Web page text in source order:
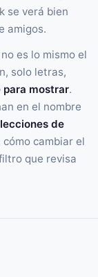
se verá bien
amigos.
es lo mismo el
solo letras,
para mostrar.
en el nombre
de
cómo cambiar el
que revisa